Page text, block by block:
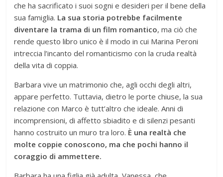
che ha sacrificato i suoi sogni e desideri per il bene della
sua famiglia. La sua storia potrebbe facilmente
diventare la trama di un film romantico, ma ciò che
rende questo libro unico è il modo in cui Marina Peroni
intreccia l’incanto del romanticismo con la cruda realtà
della vita di coppia.
Barbara vive un matrimonio che, agli occhi degli altri,
appare perfetto. Tuttavia, dietro le porte chiuse, la sua
relazione con Marco è tutt’altro che ideale. Anni di
incomprensioni, di affetto sbiadito e di silenzi pesanti
hanno costruito un muro tra loro. È una realtà che
molte coppie conoscono, ma che pochi hanno il
coraggio di ammettere.